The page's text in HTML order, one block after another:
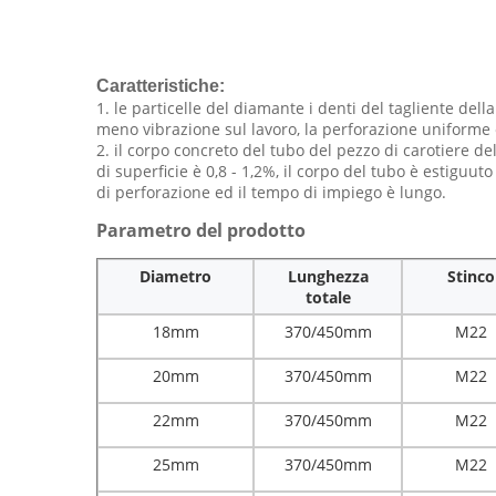
Caratteristiche:
1. le particelle del diamante i denti del tagliente
meno vibrazione sul lavoro, la perforazione
2. il corpo concreto del tubo del pezzo di carotiere
di superficie è 0,8 - 1,2%, il corpo del tubo è
di perforazione ed il tempo di impiego è lungo.